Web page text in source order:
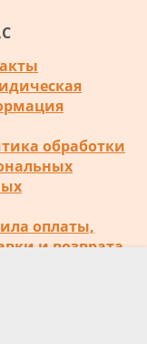
обработки
оплаты,
и возврата